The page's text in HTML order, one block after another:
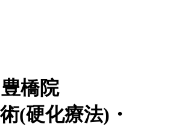
橋院
(硬化療法)・